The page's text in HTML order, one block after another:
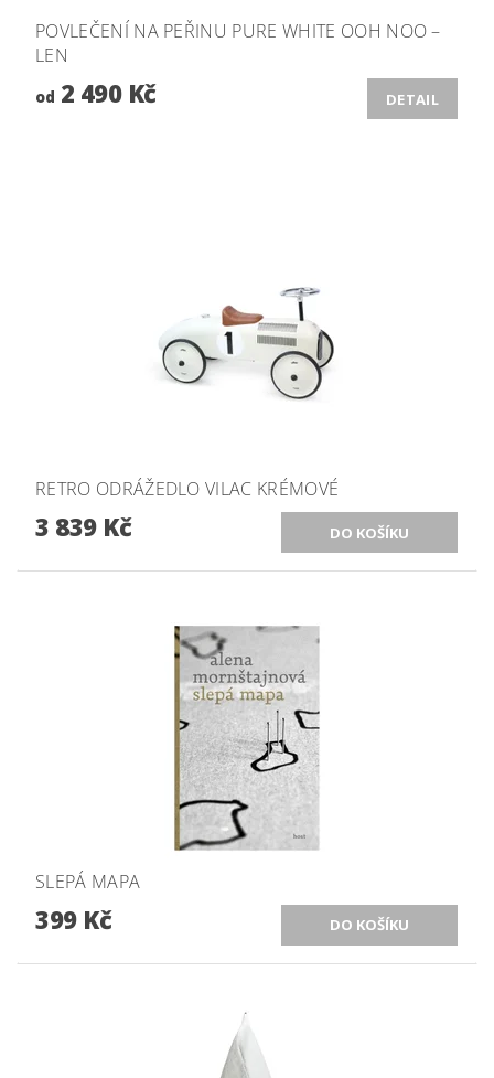
POVLEČENÍ NA PEŘINU PURE WHITE OOH NOO –
LEN
od 2 490 Kč DETAIL
RETRO ODRÁŽEDLO VILAC KRÉMOVÉ
3 839 Kč
SLEPÁ MAPA
399 Kč